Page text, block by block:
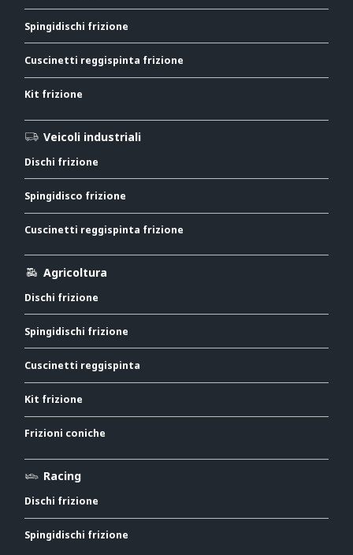
Spingidischi frizione
Cuscinetti reggispinta frizione
Kit frizione
Veicoli industriali
Dischi frizione
Spingidisco frizione
Cuscinetti reggispinta frizione
Agricoltura
Dischi frizione
Spingidischi frizione
Cuscinetti reggispinta
Kit frizione
Frizioni coniche
Racing
Dischi frizione
Spingidischi frizione